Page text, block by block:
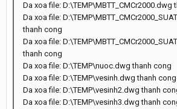
Da xoa file: D:\TEMP\MBTT_CMCr2000.dwg
Da xoa file:
thanh cong
Da xoa file:
thanh cong
Da xoa file: D:\TEMP\nuoc.dwg thanh cong
Da xoa file: D:\TEMP\vesinh.dwg thanh cong
Da xoa file: D:\TEMP\vesinh2.dwg thanh
Da xoa file: D:\TEMP\vesinh3.dwg thanh